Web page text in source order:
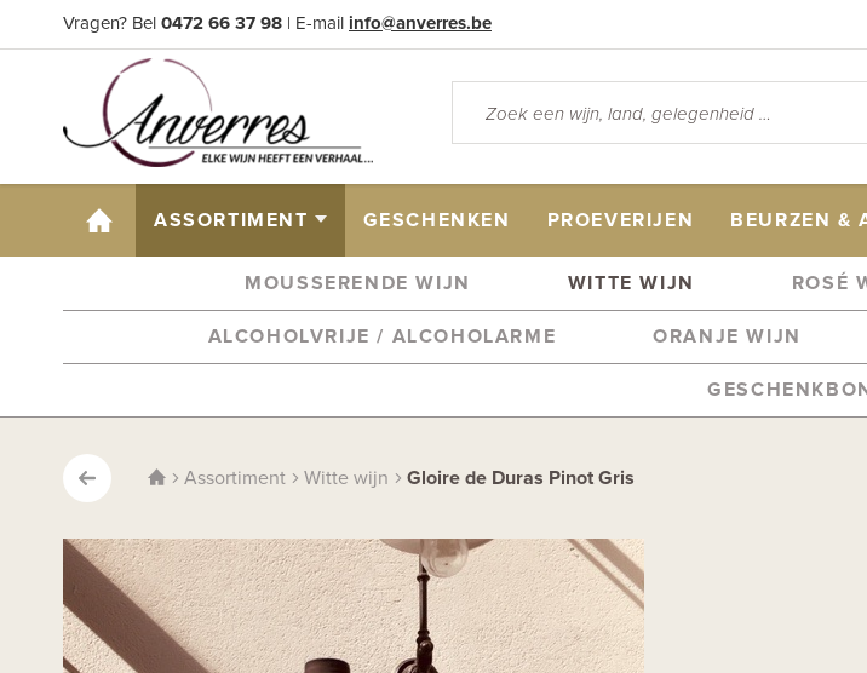
Vragen? Bel 0472 66 37 98 | E-mail info@anverres.be
HOME ASSORTIMENT GESCHENKEN PROEVERIJEN BEURZEN &
MOUSSERENDE WIJN WITTE WIJN ROSÉ
ALCOHOLVRIJE / ALCOHOLARME ORANJE WIJN
Assortiment Witte wijn Gloire de Duras Pinot Gris